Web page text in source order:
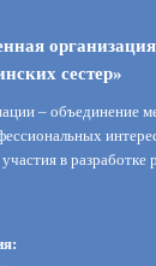
сестер»
– объединение
в